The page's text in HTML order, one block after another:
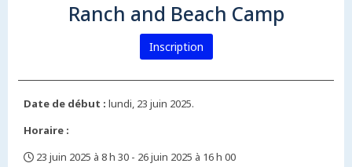
Ranch and Beach Camp
Inscription
Date de début : lundi, 23 juin 2025.
Horaire :
23 juin 2025 à 8 h 30 - 26 juin 2025 à 16 h 00